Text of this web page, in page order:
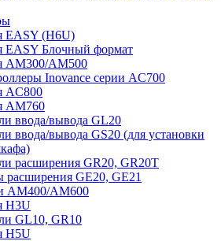
EASY (H6U)
EASY Блочный формат
AM300/AM500
Inovance серии AC700
AC800
AM760
ввода/вывода GL20
ввода/вывода GS20 (для установки
расширения GR20, GR20T
расширения GE20, GE21
AM400/AM600
H3U
GL10, GR10
H5U